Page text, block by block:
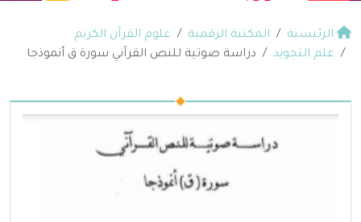
الرئيسية المكتبة الرقمية
علوم القرآن الكريم
علم التجويد
دراسة صوتية للنص القرآني سورة ق أنموذجا